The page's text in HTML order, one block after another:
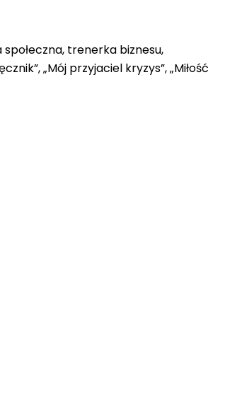
społeczna, trenerka biznesu,
„Mój przyjaciel kryzys”, „Miłość